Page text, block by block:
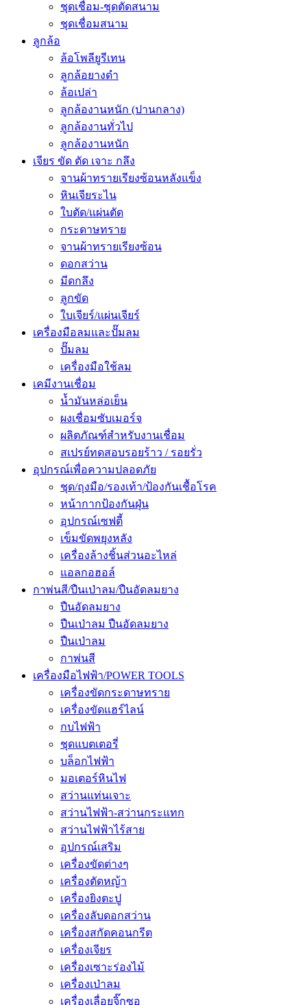
ชุดเชื่อม-ชุดตัดสนาม
ชุดเชื่อมสนาม
ลูกล้อ
ล้อโพลียูรีเทน
ลูกล้อยางดำ
ล้อเปล่า
ลูกล้องานหนัก (ปานกลาง)
ลูกล้องานทั่วไป
ลูกล้องานหนัก
เจียร ขัด ตัด เจาะ กลึง
จานผ้าทรายเรียงซ้อนหลังแข็ง
หินเจียระไน
ใบตัด/แผ่นตัด
กระดาษทราย
จานผ้าทรายเรียงซ้อน
ดอกสว่าน
มีดกลึง
ลูกขัด
ใบเจียร์/แผ่นเจียร์
เครื่องมือลมและปั๊มลม
ปั๊มลม
เครื่องมือใช้ลม
เคมีงานเชื่อม
น้ำมันหล่อเย็น
ผงเชื่อมซับเมอร์จ
ผลิตภัณฑ์สำหรับงานเชื่อม
สเปรย์ทดสอบรอยร้าว / รอยรั่ว
อุปกรณ์เพื่อความปลอดภัย
ชุด/ถุงมือ/รองเท้า/ป้องกันเชื้อโรค
หน้ากากป้องกันฝุ่น
อุปกรณ์เซฟตี้
เข็มขัดพยุงหลัง
เครื่องล้างชิ้นส่วนอะไหล่
แอลกอฮอล์
กาพ่นสี/ปืนเป่าลม/ปืนอัดลมยาง
ปืนอัดลมยาง
ปืนเป่าลม ปืนอัดลมยาง
ปืนเป่าลม
กาพ่นสี
เครื่องมือไฟฟ้า/POWER TOOLS
เครื่องขัดกระดาษทราย
เครื่องขัดแฮร์ไลน์
กบไฟฟ้า
ชุดแบตเตอรี่
บล็อกไฟฟ้า
มอเตอร์หินไฟ
สว่านแท่นเจาะ
สว่านไฟฟ้า-สว่านกระแทก
สว่านไฟฟ้าไร้สาย
อุปกรณ์เสริม
เครื่องขัดต่างๆ
เครื่องตัดหญ้า
เครื่องยิงตะปู
เครื่องลับดอกสว่าน
เครื่องสกัดคอนกรีต
เครื่องเจียร
เครื่องเซาะร่องไม้
เครื่องเป่าลม
เครื่องเลื่อยจิ๊กซอ